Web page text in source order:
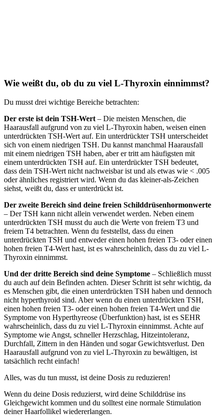
Wie weißt du, ob du zu viel L-Thyroxin einnimmst?
Du musst drei wichtige Bereiche betrachten:
Der erste ist dein TSH-Wert – Die meisten Menschen, die
Haarausfall aufgrund von zu viel L-Thyroxin haben, weisen einen
unterdrückten TSH-Wert auf. Ein unterdrückter TSH unterscheidet
sich von einem niedrigen TSH. Du kannst manchmal Haarausfall
mit einem niedrigen TSH haben, aber er tritt am häufigsten mit
einem unterdrückten TSH auf. Ein unterdrückter TSH bedeutet,
dass dein TSH-Wert nicht nachweisbar ist und als etwas wie < .005
oder ähnliches registriert wird. Wenn du das kleiner-als-Zeichen
siehst, weißt du, dass er unterdrückt ist.
Der zweite Bereich sind deine freien Schilddrüsenhormonwerte
– Der TSH kann nicht allein verwendet werden. Neben einem
unterdrückten TSH musst du auch die Werte von freiem T3 und
freiem T4 betrachten. Wenn du feststellst, dass du einen
unterdrückten TSH und entweder einen hohen freien T3- oder einen
hohen freien T4-Wert hast, ist es wahrscheinlich, dass du zu viel L-
Thyroxin einnimmst.
Und der dritte Bereich sind deine Symptome – Schließlich musst
du auch auf dein Befinden achten. Dieser Schritt ist sehr wichtig, da
es Menschen gibt, die einen unterdrückten TSH haben und dennoch
nicht hyperthyroid sind. Aber wenn du einen unterdrückten TSH,
einen hohen freien T3- oder einen hohen freien T4-Wert und die
Symptome von Hyperthyreose (Überfunktion) hast, ist es SEHR
wahrscheinlich, dass du zu viel L-Thyroxin einnimmst. Achte auf
Symptome wie Angst, schneller Herzschlag, Hitzeintoleranz,
Durchfall, Zittern in den Händen und sogar Gewichtsverlust. Den
Haarausfall aufgrund von zu viel L-Thyroxin zu bewältigen, ist
tatsächlich recht einfach!
Alles, was du tun musst, ist deine Dosis zu reduzieren!
Wenn du deine Dosis reduzierst, wird deine Schilddrüse ins
Gleichgewicht kommen und du solltest eine normale Stimulation
deiner Haarfollikel wiedererlangen.